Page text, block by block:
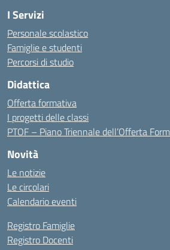
I Servizi
Personale scolastico
Famiglie e studenti
Percorsi di studio
Didattica
Offerta formativa
I progetti delle classi
PTOF – Piano Triennale dell’Offerta
Novità
Le notizie
Le circolari
Calendario eventi
Registro Famiglie
Registro Docenti